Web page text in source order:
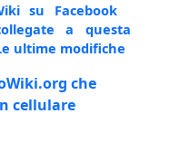
su Facebook
a questa
ultime modifiche
che
cellulare